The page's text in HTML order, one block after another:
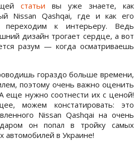
статьи вы уже знаете, как
Nissan Qashqai, где и как его
переходим к интерьеру. Ведь
дизайн трогает сердце, а вот
разум — когда осматриваешь
гораздо больше времени,
поэтому очень важно оценить
еще нужно соотнести их с ценой!
можем констатировать: это
Nissan Qashqai на очень
он попал в тройку самых
автомобилей в Украине!